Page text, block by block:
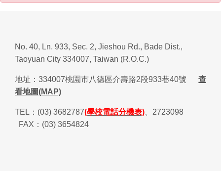
No. 40, Ln. 933, Sec. 2, Jieshou Rd., Bade Dist.,
Taoyuan City 334007, Taiwan (R.O.C.)
地址： 334007桃園市八德區介壽路2段933巷40號
查
看地圖(MAP)
TEL ： (03) 3682787(學校電話分機表)
2723098
FAX ： (03) 3654824